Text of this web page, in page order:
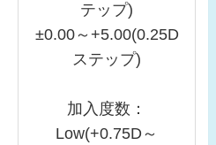
テップ)
±0.00～+5.00(0.25D
ステップ)
加入度数：
Low(+0.75D～